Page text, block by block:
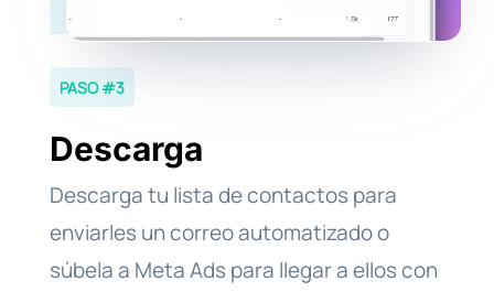
PASO #3
Descarga
Descarga tu lista de contactos para
enviarles un correo automatizado o
súbela a Meta Ads para llegar a ellos con